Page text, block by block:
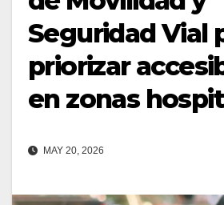
Seguridad Vial
priorizar
en zonas
MAY 20, 2026